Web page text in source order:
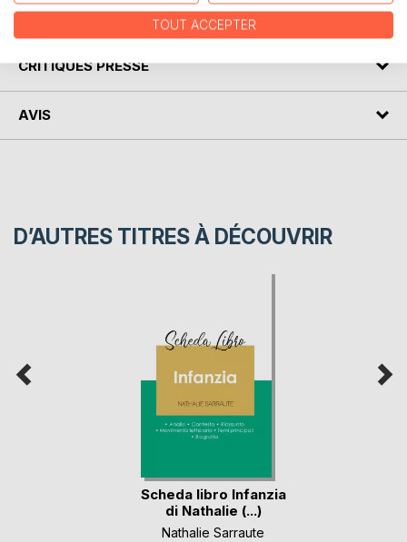
AUTEUR(S)
CRITIQUES PRESSE
AVIS
D’AUTRES TITRES À DÉCOUVRIR
Scheda libro Infanzia
di Nathalie (...)
Nathalie Sarraute
TOUT ACCEPTER